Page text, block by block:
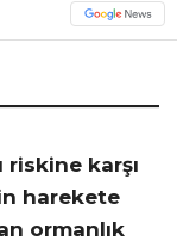
riskine karşı
harekete
ormanlık